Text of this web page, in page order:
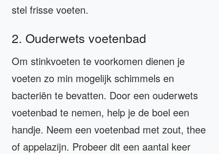
stel frisse voeten.
2. Ouderwets voetenbad
Om stinkvoeten te voorkomen dienen je
voeten zo min mogelijk schimmels en
bacteriën te bevatten. Door een ouderwets
voetenbad te nemen, help je de boel een
handje. Neem een voetenbad met zout, thee
of appelazijn. Probeer dit een aantal keer